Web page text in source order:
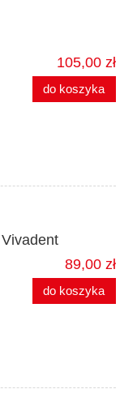
105,00 zł
do koszyka
89,00 zł
do koszyka